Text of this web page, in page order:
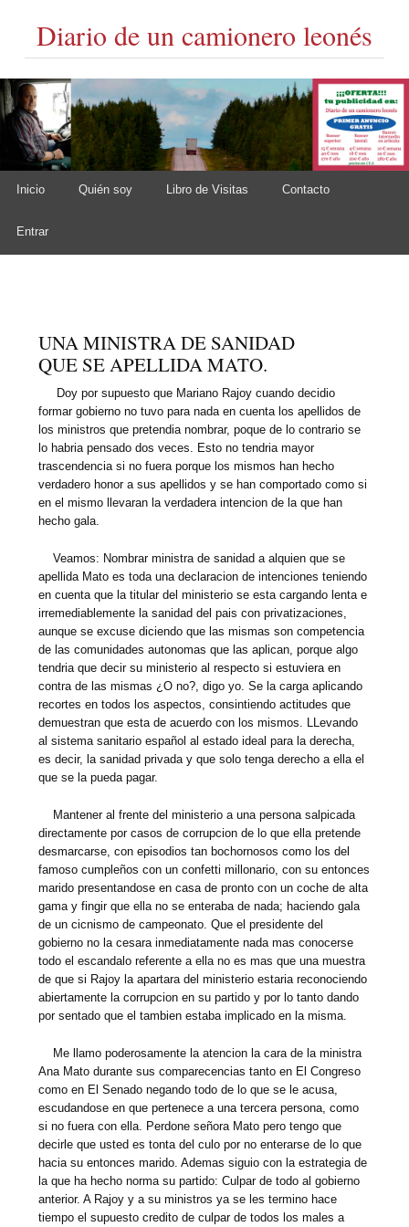
Diario de un camionero leonés
Main menu
Skip to content
Inicio Quién soy Libro de Visitas Contacto
Entrar
UNA MINISTRA DE SANIDAD
QUE SE APELLIDA MATO.
Doy por supuesto que Mariano Rajoy cuando decidio
formar gobierno no tuvo para nada en cuenta los apellidos de
los ministros que pretendia nombrar, poque de lo contrario se
lo habria pensado dos veces. Esto no tendria mayor
trascendencia si no fuera porque los mismos han hecho
verdadero honor a sus apellidos y se han comportado como si
en el mismo llevaran la verdadera intencion de la que han
hecho gala.
Veamos: Nombrar ministra de sanidad a alquien que se
apellida Mato es toda una declaracion de intenciones teniendo
en cuenta que la titular del ministerio se esta cargando lenta e
irremediablemente la sanidad del pais con privatizaciones,
aunque se excuse diciendo que las mismas son competencia
de las comunidades autonomas que las aplican, porque algo
tendria que decir su ministerio al respecto si estuviera en
contra de las mismas ¿O no?, digo yo. Se la carga aplicando
recortes en todos los aspectos, consintiendo actitudes que
demuestran que esta de acuerdo con los mismos. LLevando
al sistema sanitario español al estado ideal para la derecha,
es decir, la sanidad privada y que solo tenga derecho a ella el
que se la pueda pagar.
Mantener al frente del ministerio a una persona salpicada
directamente por casos de corrupcion de lo que ella pretende
desmarcarse, con episodios tan bochornosos como los del
famoso cumpleños con un confetti millonario, con su entonces
marido presentandose en casa de pronto con un coche de alta
gama y fingir que ella no se enteraba de nada; haciendo gala
de un cicnismo de campeonato. Que el presidente del
gobierno no la cesara inmediatamente nada mas conocerse
todo el escandalo referente a ella no es mas que una muestra
de que si Rajoy la apartara del ministerio estaria reconociendo
abiertamente la corrupcion en su partido y por lo tanto dando
por sentado que el tambien estaba implicado en la misma.
Me llamo poderosamente la atencion la cara de la ministra
Ana Mato durante sus comparecencias tanto en El Congreso
como en El Senado negando todo de lo que se le acusa,
escudandose en que pertenece a una tercera persona, como
si no fuera con ella. Perdone señora Mato pero tengo que
decirle que usted es tonta del culo por no enterarse de lo que
hacia su entonces marido. Ademas siguio con la estrategia de
la que ha hecho norma su partido: Culpar de todo al gobierno
anterior. A Rajoy y a su ministros ya se les termino hace
tiempo el supuesto credito de culpar de todos los males a